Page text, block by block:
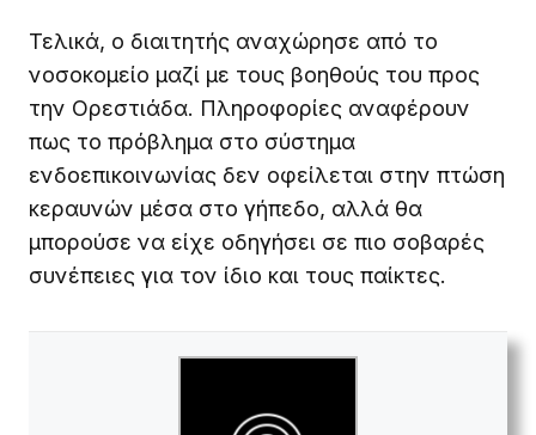
Τελικά, ο διαιτητής αναχώρησε από το
νοσοκομείο μαζί με τους βοηθούς του προς
την Ορεστιάδα. Πληροφορίες αναφέρουν
πως το πρόβλημα στο σύστημα
ενδοεπικοινωνίας δεν οφείλεται στην πτώση
κεραυνών μέσα στο γήπεδο, αλλά θα
μπορούσε να είχε οδηγήσει σε πιο σοβαρές
συνέπειες για τον ίδιο και τους παίκτες.